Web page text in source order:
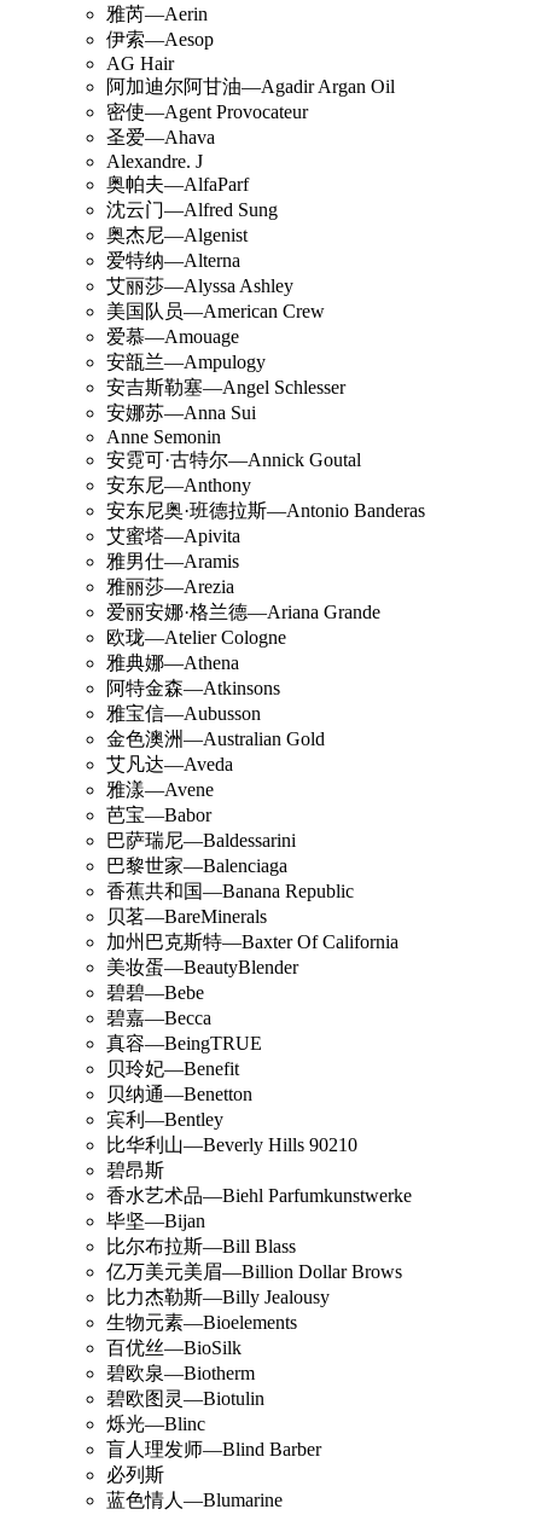
雅芮—Aerin
伊索—Aesop
AG Hair
阿加迪尔阿甘油—Agadir Argan Oil
密使—Agent Provocateur
圣爱—Ahava
Alexandre. J
奥帕夫—AlfaParf
沈云门—Alfred Sung
奥杰尼—Algenist
爱特纳—Alterna
艾丽莎—Alyssa Ashley
美国队员—American Crew
爱慕—Amouage
安瓿兰—Ampulogy
安吉斯勒塞—Angel Schlesser
安娜苏—Anna Sui
Anne Semonin
安霓可·古特尔—Annick Goutal
安东尼—Anthony
安东尼奥·班德拉斯—Antonio Banderas
艾蜜塔—Apivita
雅男仕—Aramis
雅丽莎—Arezia
爱丽安娜·格兰德—Ariana Grande
欧珑—Atelier Cologne
雅典娜—Athena
阿特金森—Atkinsons
雅宝信—Aubusson
金色澳洲—Australian Gold
艾凡达—Aveda
雅漾—Avene
芭宝—Babor
巴萨瑞尼—Baldessarini
巴黎世家—Balenciaga
香蕉共和国—Banana Republic
贝茗—BareMinerals
加州巴克斯特—Baxter Of California
美妆蛋—BeautyBlender
碧碧—Bebe
碧嘉—Becca
真容—BeingTRUE
贝玲妃—Benefit
贝纳通—Benetton
宾利—Bentley
比华利山—Beverly Hills 90210
碧昂斯
香水艺术品—Biehl Parfumkunstwerke
毕坚—Bijan
比尔布拉斯—Bill Blass
亿万美元美眉—Billion Dollar Brows
比力杰勒斯—Billy Jealousy
生物元素—Bioelements
百优丝—BioSilk
碧欧泉—Biotherm
碧欧图灵—Biotulin
烁光—Blinc
盲人理发师—Blind Barber
必列斯
蓝色情人—Blumarine